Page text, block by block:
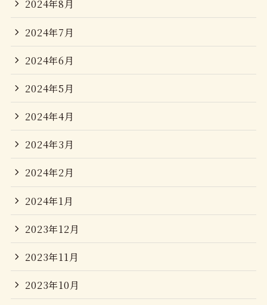
2024年8月
2024年7月
2024年6月
2024年5月
2024年4月
2024年3月
2024年2月
2024年1月
2023年12月
2023年11月
2023年10月